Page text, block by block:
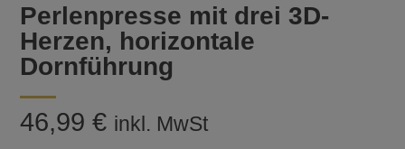
Perlenpresse mit drei 3D-
Herzen, horizontale
Dornführung
46,99€ inkl. MwSt